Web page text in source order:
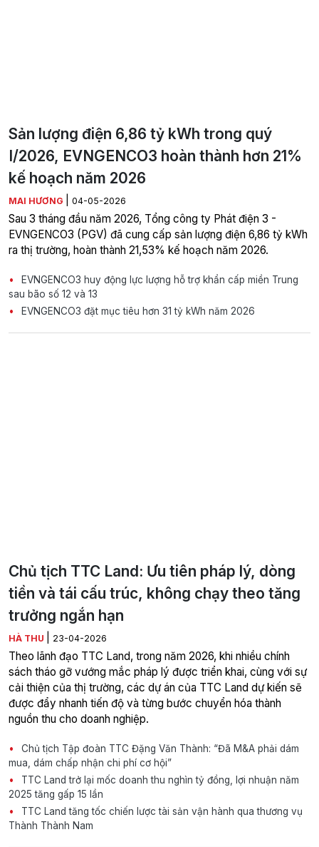
Sản lượng điện 6,86 tỷ kWh trong quý
I/2026, EVNGENCO3 hoàn thành hơn 21%
kế hoạch năm 2026
MAI HƯƠNG 04-05-2026
Sau 3 tháng đầu năm 2026, Tổng công ty Phát điện 3 -
EVNGENCO3 (PGV) đã cung cấp sản lượng điện 6,86 tỷ kWh
ra thị trường, hoàn thành 21,53% kế hoạch năm 2026.
EVNGENCO3 huy động lực lượng hỗ trợ khẩn cấp miền Trung
sau bão số 12 và 13
EVNGENCO3 đặt mục tiêu hơn 31 tỷ kWh năm 2026
Chủ tịch TTC Land: Ưu tiên pháp lý, dòng
tiền và tái cấu trúc, không chạy theo tăng
trưởng ngắn hạn
HÀ THU 23-04-2026
Theo lãnh đạo TTC Land, trong năm 2026, khi nhiều chính
sách tháo gỡ vướng mắc pháp lý được triển khai, cùng với sự
cải thiện của thị trường, các dự án của TTC Land dự kiến sẽ
được đẩy nhanh tiến độ và từng bước chuyển hóa thành
nguồn thu cho doanh nghiệp.
Chủ tịch Tập đoàn TTC Đặng Văn Thành: “Đã M&A phải dám
mua, dám chấp nhận chi phí cơ hội”
TTC Land trở lại mốc doanh thu nghìn tỷ đồng, lợi nhuận năm
2025 tăng gấp 15 lần
TTC Land tăng tốc chiến lược tài sản vận hành qua thương vụ
Thành Thành Nam